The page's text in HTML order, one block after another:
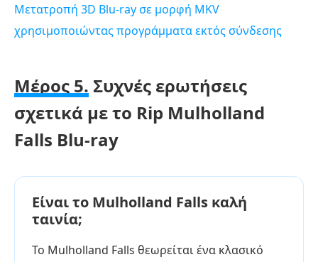
Μετατροπή 3D Blu-ray σε μορφή MKV
χρησιμοποιώντας προγράμματα εκτός σύνδεσης
Μέρος 5. Συχνές ερωτήσεις
σχετικά με το Rip Mulholland
Falls Blu-ray
Είναι το Mulholland Falls καλή
ταινία;
Το Mulholland Falls θεωρείται ένα κλασικό